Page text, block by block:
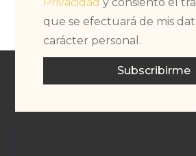
que se efectuará de mis
carácter personal.
Subscribirme